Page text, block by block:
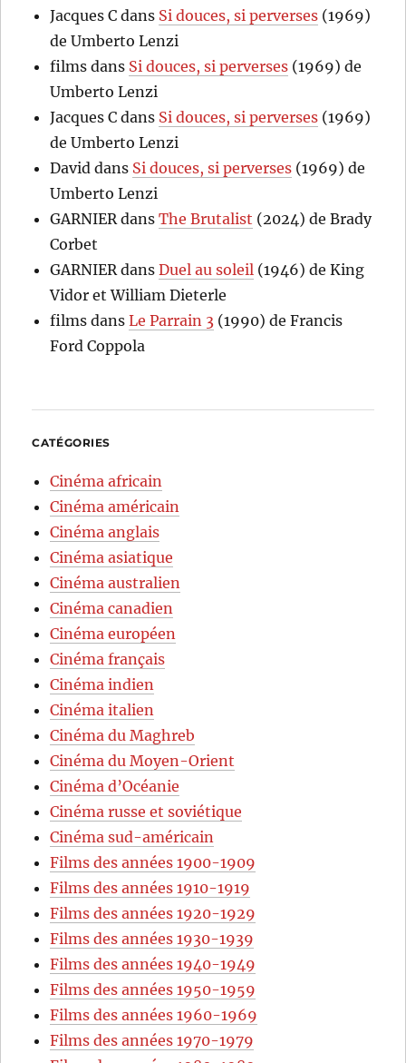
Jacques C dans Si douces, si perverses (1969)
de Umberto Lenzi
films dans Si douces, si perverses (1969) de
Umberto Lenzi
Jacques C dans Si douces, si perverses (1969)
de Umberto Lenzi
David dans Si douces, si perverses (1969) de
Umberto Lenzi
GARNIER dansThe Brutalist (2024) de Brady
Corbet
GARNIER dansDuel au soleil (1946) de King
Vidor et William Dieterle
films dansLe Parrain 3 (1990) de Francis
Ford Coppola
CATÉGORIES
Cinéma africain
Cinéma américain
Cinéma anglais
Cinéma asiatique
Cinéma australien
Cinéma canadien
Cinéma européen
Cinéma français
Cinéma indien
Cinéma italien
Cinéma du Maghreb
Cinéma du Moyen-Orient
Cinéma d’Océanie
Cinéma russe et soviétique
Cinéma sud-américain
Films des années 1900-1909
Films des années 1910-1919
Films des années 1920-1929
Films des années 1930-1939
Films des années 1940-1949
Films des années 1950-1959
Films des années 1960-1969
Films des années 1970-1979